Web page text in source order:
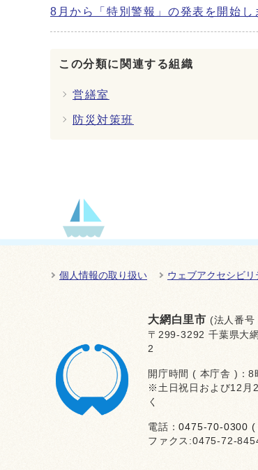
8月から「特別警報」の発表を開始し
この分類に関連する組織
営繕室
防災対策班
個人情報の取り扱い ウェブアクセシビリ
大網白里市 (法人番
〒299-3292 千葉県大
2
開庁時間 ( 本庁舎 )：
※土日祝日および12月
く
電話：0475-70-0300 (
ファクス:0475-72-